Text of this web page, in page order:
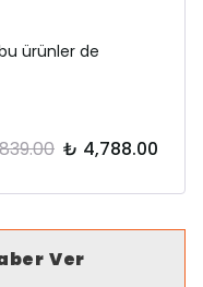
ürünler de
₺ 4,788.00
Ver